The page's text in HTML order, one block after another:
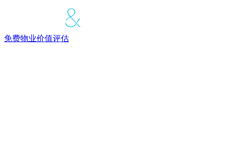
免费物业价值评估